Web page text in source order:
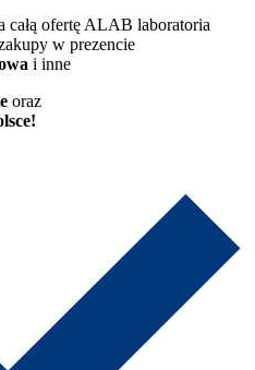
całą ofertę ALAB laboratoria
w prezencie
i inne
oraz